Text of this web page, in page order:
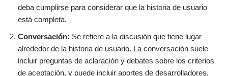
deba cumplirse para considerar que la historia de usuario
está completa.
Conversación: Se refiere a la discusión que tiene lugar
alrededor de la historia de usuario. La conversación suele
incluir preguntas de aclaración y debates sobre los criterios
de aceptación, y puede incluir aportes de desarrolladores,